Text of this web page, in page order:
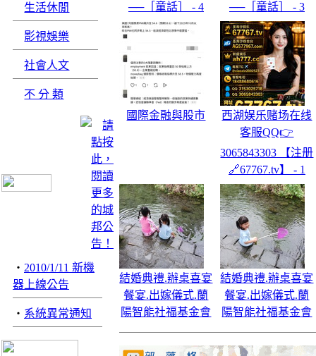
生活休閒
影視娛樂
社會人文
不 分 類
‧ 2010/1/11 新機
器上線公告
‧ 系統異常通知
──［童話］ - 4
──［童話］ - 3
國際金融與股市
西湖娱乐赌场在线
客服QQ👉
3065843303 【注册
🔗67767.tv】 - 1
結婚典禮.辦桌喜宴
餐宴.出嫁儀式.蘭
陽智能社福基金會
結婚典禮.辦桌喜宴
餐宴.出嫁儀式.蘭
陽智能社福基金會